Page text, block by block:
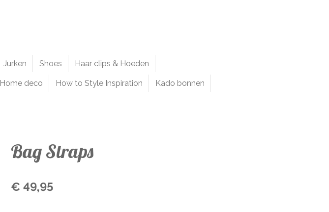
Jurken Shoes Haar clips & Hoeden
Home deco How to Style Inspiration Kado bonnen
Bag Straps
€ 49,95